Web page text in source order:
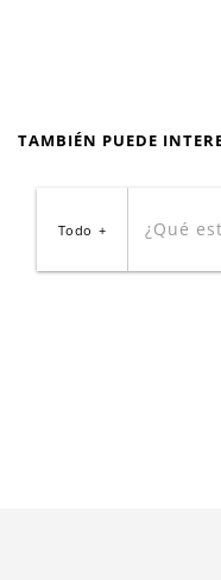
TAMBIÉN PUEDE
Todo